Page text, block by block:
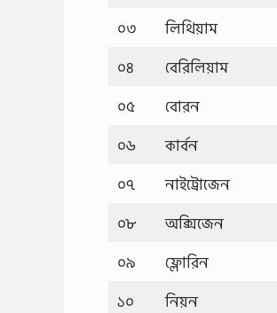
০৩
লিথিয়াম
০৪
বেরিলিয়াম
০৫
বোরন
০৬
কার্বন
০৭
নাইট্রোজেন
০৮
অক্সিজেন
০৯
ফ্লোরিন
১০
নিয়ন